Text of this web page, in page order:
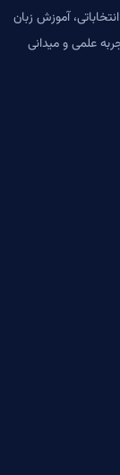
آموزش زبان
شخصی با بیش از ۳۰ سال تجربه علمی و میدانی